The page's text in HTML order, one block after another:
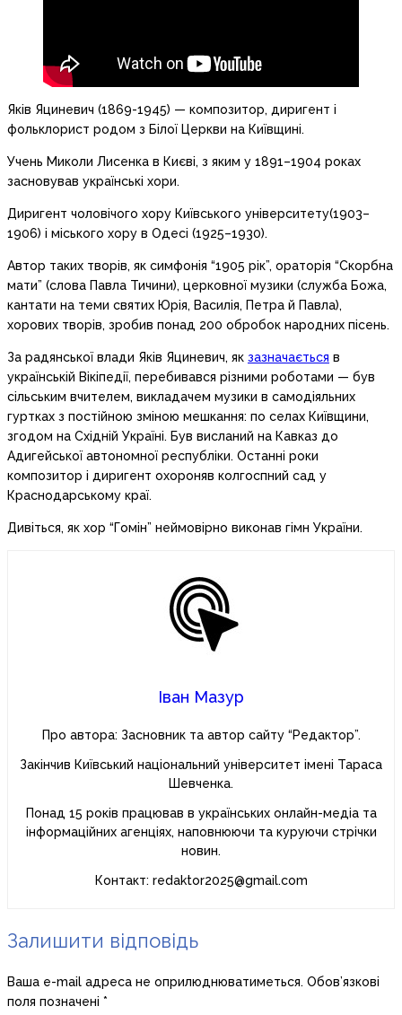
Яків Яциневич (1869-1945) — композитор, диригент і
фольклорист родом з Білої Церкви на Київщині.
Учень Миколи Лисенка в Києві, з яким у 1891–1904 роках
засновував українські хори.
Диригент чоловічого хору Київського університету(1903–
1906) і міського хору в Одесі (1925–1930).
Автор таких творів, як симфонія “1905 рік”, ораторія “Скорбна
мати” (слова Павла Тичини), церковної музики (служба Божа,
кантати на теми святих Юрія, Василія, Петра й Павла),
хорових творів, зробив понад 200 обробок народних пісень.
За радянської влади Яків Яциневич, як зазначається в
українській Вікіпедії, перебивався різними роботами — був
сільським вчителем, викладачем музики в самодіяльних
гуртках з постійною зміною мешкання: по селах Київщини,
згодом на Східній Україні. Був висланий на Кавказ до
Адигейської автономної республіки. Останні роки
композитор і диригент охороняв колгоспний сад у
Краснодарському краї.
Дивіться, як хор “Гомін” неймовірно виконав гімн України.
Іван Мазур
Про автора: Засновник та автор сайту “Редактор”.
Закінчив Київський національний університет імені Тараса
Шевченка.
Понад 15 років працював в українських онлайн-медіа та
інформаційних агенціях, наповнюючи та куруючи стрічки
новин.
Контакт: redaktor2025@gmail.com
Залишити відповідь
Ваша e-mail адреса не оприлюднюватиметься. Обов’язкові
поля позначені *